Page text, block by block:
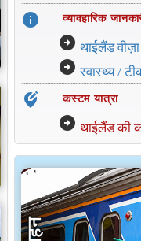
info व्यावहारिक
arrow_circle_right थाईलैंड वीज़ा
arrow_circle_right स्वास्थ्य /
edit_location_alt कस्टम यात्रा
arrow_circle_right थाईलैंड की